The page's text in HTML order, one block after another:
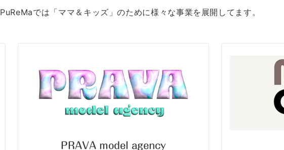
では「ママ＆キッズ」のために様々な事業を展開してます。
PRAVA model agency